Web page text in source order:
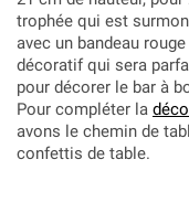
trophée qui est
avec un bandeau
décoratif qui sera
pour décorer le bar à
Pour compléter la
avons le chemin de
confettis de table.